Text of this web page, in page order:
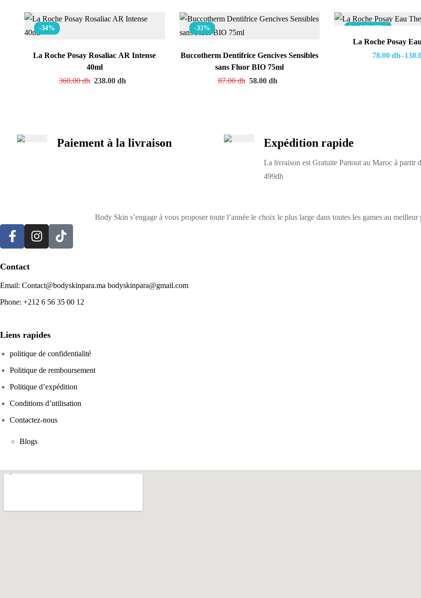
-34%
La Roche Posay Rosaliac AR Intense
40ml
360.00dh 238.00dh
-33%
Buccotherm Dentifrice Gencives Sensibles
sans Fluor BIO 75ml
87.00dh 58.00 dh
LA VENTE !
La Roche Posay
78.00dh–
Paiement à la livraison Expédition rapide
La livraison est Gratuite Partout au Maroc à partir
499dh
Body Skin s’engage à vous proposer toute l’année le choix le plus large dans toutes les games au
Contact
Email: Contact@bodyskinpara.ma bodyskinpara@gmail.com
Phone: +212 6 56 35 00 12
Liens rapides
politique de confidentialité
Politique de remboursement
Politique d’expédition
Conditions d’utilisation
Contactez-nous
Blogs